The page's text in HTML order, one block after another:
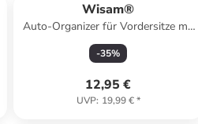
Wisam®
Auto-Organizer für Vordersitze mit
Fächern
-35%
12,95 €
UVP: 19,99 €*